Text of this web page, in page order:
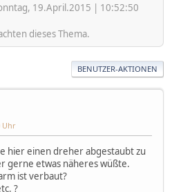
19.April.2015 | 10:52:50
dieses Thema.
BENUTZER-AKTIONEN
Uhr
hier einen dreher abgestaubt zu
gerne etwas näheres wüßte.
ist verbaut?
?